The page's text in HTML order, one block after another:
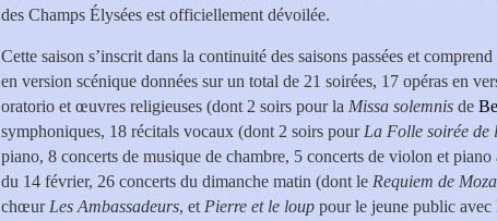
des Champs Élysées est officiellement dévoilée.
Cette saison s’inscrit dans la continuité des saisons passées et
en version scénique données sur un total de 21 soirées, 17 opéras en
oratorio et œuvres religieuses (dont 2 soirs pour la Missa solemnis de
symphoniques, 18 récitals vocaux (dont 2 soirs pour La Folle soirée de
piano, 8 concerts de musique de chambre, 5 concerts de violon et
du 14 février, 26 concerts du dimanche matin (dont le Requiem de
chœurLes Ambassadeurs, et Pierre et le loup pour le jeune public avec